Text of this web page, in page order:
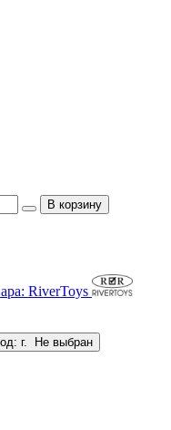
В корзину
RiverToys
г.
Не выбран